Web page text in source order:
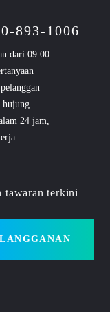
893-1006
dari 09:00
hujung
24 jam,
tawaran terkini
LANGGANAN